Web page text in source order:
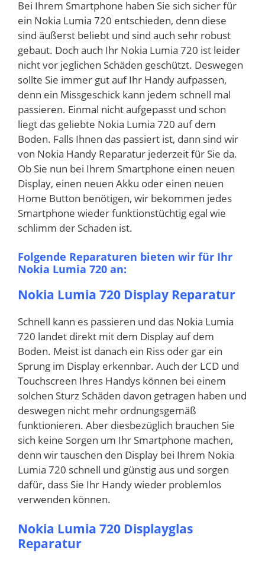
Bei Ihrem Smartphone haben Sie sich sicher für
ein Nokia Lumia 720 entschieden, denn diese
sind äußerst beliebt und sind auch sehr robust
gebaut. Doch auch Ihr Nokia Lumia 720 ist leider
nicht vor jeglichen Schäden geschützt. Deswegen
sollte Sie immer gut auf Ihr Handy aufpassen,
denn ein Missgeschick kann jedem schnell mal
passieren. Einmal nicht aufgepasst und schon
liegt das geliebte Nokia Lumia 720 auf dem
Boden. Falls Ihnen das passiert ist, dann sind wir
von Nokia Handy Reparatur jederzeit für Sie da.
Ob Sie nun bei Ihrem Smartphone einen neuen
Display, einen neuen Akku oder einen neuen
Home Button benötigen, wir bekommen jedes
Smartphone wieder funktionstüchtig egal wie
schlimm der Schaden ist.
Folgende Reparaturen bieten wir für Ihr
Nokia Lumia 720 an:
Nokia Lumia 720 Display Reparatur
Schnell kann es passieren und das Nokia Lumia
720 landet direkt mit dem Display auf dem
Boden. Meist ist danach ein Riss oder gar ein
Sprung im Display erkennbar. Auch der LCD und
Touchscreen Ihres Handys können bei einem
solchen Sturz Schäden davon getragen haben und
deswegen nicht mehr ordnungsgemäß
funktionieren. Aber diesbezüglich brauchen Sie
sich keine Sorgen um Ihr Smartphone machen,
denn wir tauschen den Display bei Ihrem Nokia
Lumia 720 schnell und günstig aus und sorgen
dafür, dass Sie Ihr Handy wieder problemlos
verwenden können.
Nokia Lumia 720 Displayglas
Reparatur